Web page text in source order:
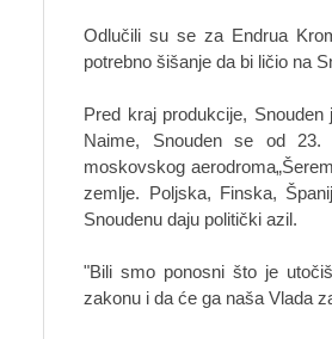
Odlučili su se za Endrua
potrebno šišanje da bi ličio na
Pred kraj produkcije,
Naime, Snouden se od 23.
moskovskog
zemlje. Poljska, Finska,
Snoudenu daju politički azil.
"Bili smo ponosni što je
zakonu i da će ga naša Vlada